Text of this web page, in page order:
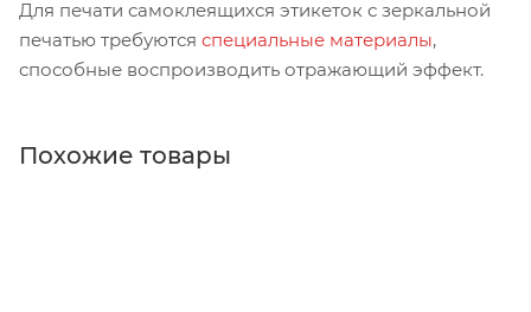
Для печати самоклеящихся этикеток с зеркальной
печатью требуются специальные материалы,
способные воспроизводить отражающий эффект.
Похожие товары